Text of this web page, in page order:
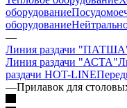
оборудование
оборудование
—
Линия раздачи
Линия раздачи "АСТА"
раздачи HOT-LINE
—Прилавок для